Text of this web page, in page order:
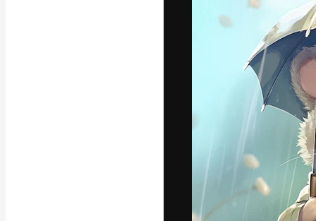
La piattaforma
migliori lavori.
creativi,
Italiano